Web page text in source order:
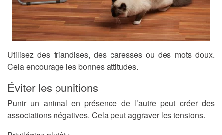
Utilisez des friandises, des caresses ou des mots doux.
Cela encourage les bonnes attitudes.
Éviter les punitions
Punir un animal en présence de l’autre peut créer des
associations négatives. Cela peut aggraver les tensions.